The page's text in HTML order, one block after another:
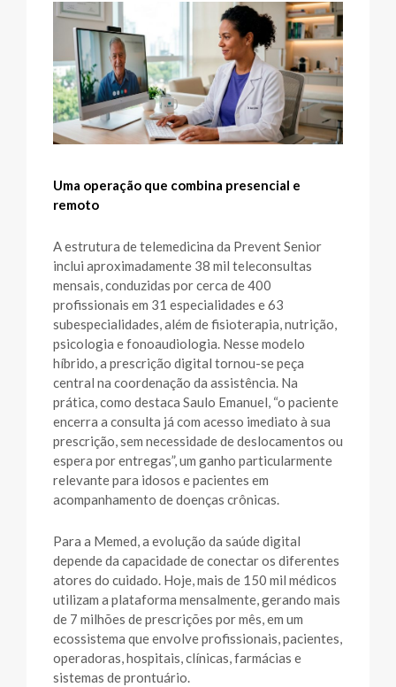
Uma operação que combina presencial e
remoto
A estrutura de telemedicina da Prevent Senior
inclui aproximadamente 38 mil teleconsultas
mensais, conduzidas por cerca de 400
profissionais em 31 especialidades e 63
subespecialidades, além de fisioterapia, nutrição,
psicologia e fonoaudiologia. Nesse modelo
híbrido, a prescrição digital tornou-se peça
central na coordenação da assistência. Na
prática, como destaca Saulo Emanuel, “o paciente
encerra a consulta já com acesso imediato à sua
prescrição, sem necessidade de deslocamentos ou
espera por entregas”, um ganho particularmente
relevante para idosos e pacientes em
acompanhamento de doenças crônicas.
Para a Memed, a evolução da saúde digital
depende da capacidade de conectar os diferentes
atores do cuidado. Hoje, mais de 150 mil médicos
utilizam a plataforma mensalmente, gerando mais
de 7 milhões de prescrições por mês, em um
ecossistema que envolve profissionais, pacientes,
operadoras, hospitais, clínicas, farmácias e
sistemas de prontuário.